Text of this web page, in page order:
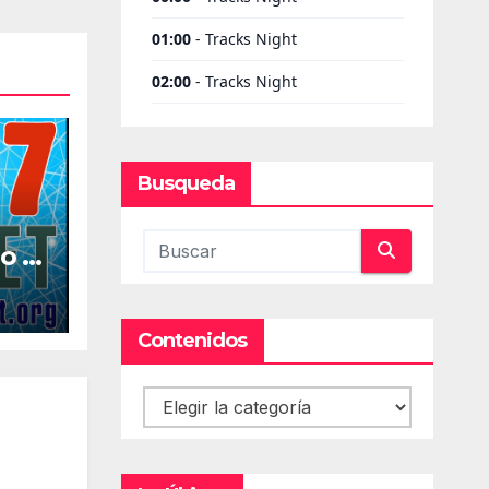
la
Busqueda
Contenidos
Contenidos